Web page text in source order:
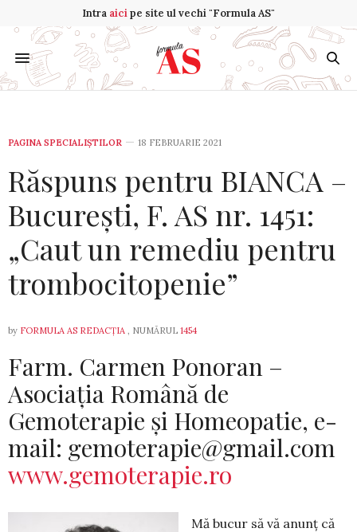
Intra aicipe site ul vechi "Formula AS"
PAGINA SPECIALIȘTILOR 18 FEBRUARIE 2021
Răspuns pentru BIANCA –
București, F. AS nr. 1451:
„Caut un remediu pentru
trombocitopenie”
by FORMULA AS REDACȚIA , NUMĂRUL 1454
Farm. Carmen Ponoran –
Asociația Română de
Gemoterapie și Homeopatie, e-
mail: gemoterapie@gmail.com
www.gemoterapie.ro
Mă bucur să vă anunț că